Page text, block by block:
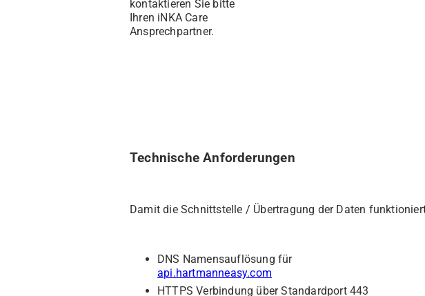
kontaktieren Sie bitte
Ihren iNKA Care
Ansprechpartner.
Technische Anforderungen
Damit die Schnittstelle / Übertragung der Daten
DNS Namensauflösung für
api.hartmanneasy.com
HTTPS Verbindung über Standardport 443